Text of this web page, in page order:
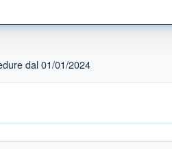
dal 01/01/2024